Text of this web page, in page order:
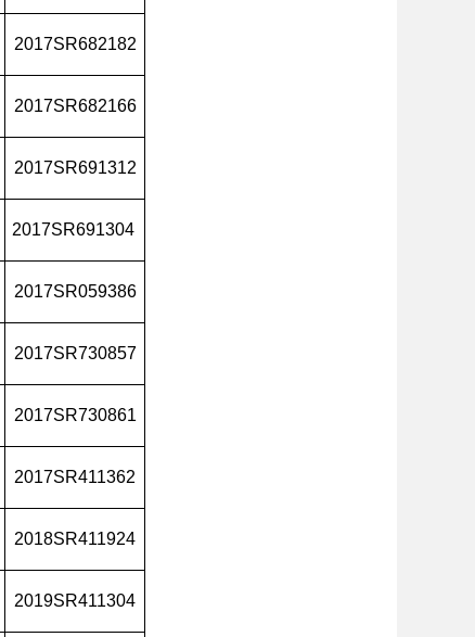
2017SR682182
2017SR682166
2017SR691312
2017SR691304
2017SR059386
2017SR730857
2017SR730861
2017SR411362
2018SR411924
2019SR411304